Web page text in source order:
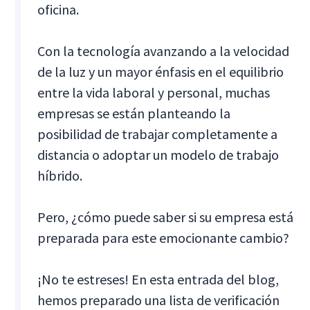
oficina.
Con la tecnología avanzando a la velocidad
de la luz y un mayor énfasis en el equilibrio
entre la vida laboral y personal, muchas
empresas se están planteando la
posibilidad de trabajar completamente a
distancia o adoptar un modelo de trabajo
híbrido.
Pero, ¿cómo puede saber si su empresa está
preparada para este emocionante cambio?
¡No te estreses! En esta entrada del blog,
hemos preparado una lista de verificación